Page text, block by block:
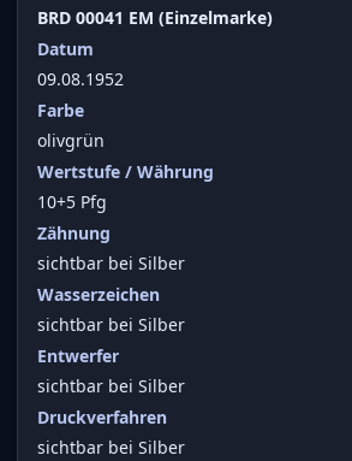
BRD 00041 EM (Einzelmarke)
Datum
09.08.1952
Farbe
olivgrün
Wertstufe / Währung
10+5 Pfg
Zähnung
sichtbar bei Silber
Wasserzeichen
sichtbar bei Silber
Entwerfer
sichtbar bei Silber
Druckverfahren
sichtbar bei Silber